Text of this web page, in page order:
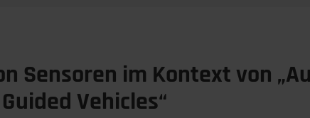
Sensoren im Kontext von
Vehicles“